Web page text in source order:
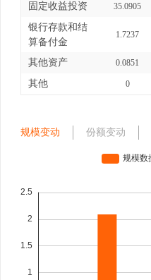
固定收益投资 35.0905
银行存款和结
算备付金
1.7237
其他资产 0.0851
其他 0
规模变动 份额变动